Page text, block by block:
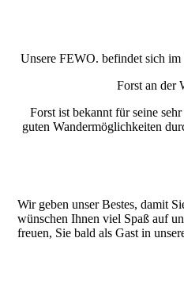
Unsere FEWO. befindet sich
Forst an der
Forst ist bekannt für seine
guten Wandermöglichkeiten
Wir geben unser Bestes, damit
wünschen Ihnen viel Spaß auf
freuen, Sie bald als Gast in